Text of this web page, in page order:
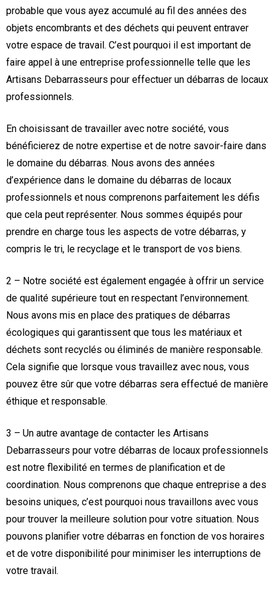
probable que vous ayez accumulé au fil des années des
objets encombrants et des déchets qui peuvent entraver
votre espace de travail. C’est pourquoi il est important de
faire appel à une entreprise professionnelle telle que les
Artisans Debarrasseurs pour effectuer un débarras de locaux
professionnels.
En choisissant de travailler avec notre société, vous
bénéficierez de notre expertise et de notre savoir-faire dans
le domaine du débarras. Nous avons des années
d’expérience dans le domaine du débarras de locaux
professionnels et nous comprenons parfaitement les défis
que cela peut représenter. Nous sommes équipés pour
prendre en charge tous les aspects de votre débarras, y
compris le tri, le recyclage et le transport de vos biens.
2 – Notre société est également engagée à offrir un service
de qualité supérieure tout en respectant l’environnement.
Nous avons mis en place des pratiques de débarras
écologiques qui garantissent que tous les matériaux et
déchets sont recyclés ou éliminés de manière responsable.
Cela signifie que lorsque vous travaillez avec nous, vous
pouvez être sûr que votre débarras sera effectué de manière
éthique et responsable.
3 – Un autre avantage de contacter les Artisans
Debarrasseurs pour votre débarras de locaux professionnels
est notre flexibilité en termes de planification et de
coordination. Nous comprenons que chaque entreprise a des
besoins uniques, c’est pourquoi nous travaillons avec vous
pour trouver la meilleure solution pour votre situation. Nous
pouvons planifier votre débarras en fonction de vos horaires
et de votre disponibilité pour minimiser les interruptions de
votre travail.